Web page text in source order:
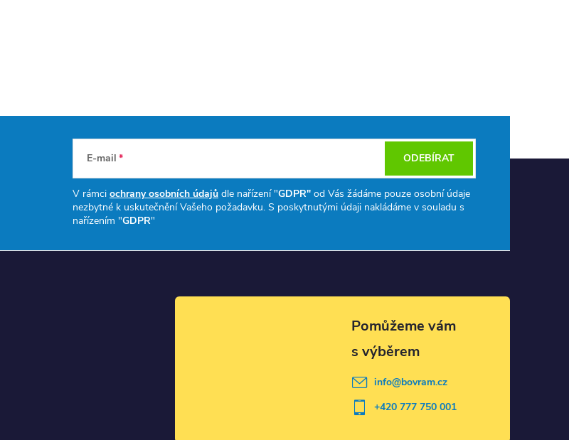
E-mail
V rámci ochrany osobních údajů dle nařízení "GDPR" od Vás žádáme pouze osobní údaje
nezbytné k uskutečnění Vašeho požadavku. S poskytnutými údaji nakládáme v souladu s
nařízením "GDPR"
ODEBÍRAT
info@bovram.cz
+420 777 750 001